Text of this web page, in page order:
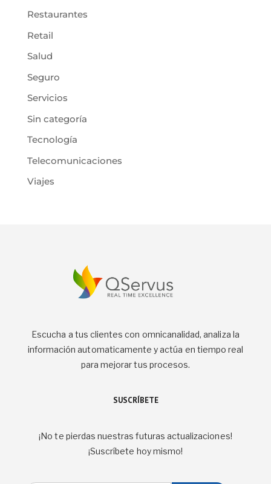
Restaurantes
Retail
Salud
Seguro
Servicios
Sin categoría
Tecnología
Telecomunicaciones
Viajes
Escucha a tus clientes con omnicanalidad, analiza la
información automaticamente y actúa en tiempo real
para mejorar tus procesos.
SUSCRÍBETE
¡No te pierdas nuestras futuras actualizaciones!
¡Suscríbete hoy mismo!